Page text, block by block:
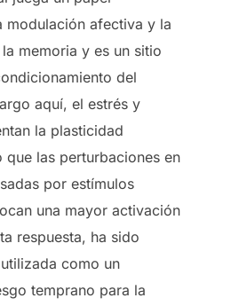
modulación afectiva y la
memoria y es un sitio
del
aquí, el estrés y
la plasticidad
que las perturbaciones en
por estímulos
una mayor activación
respuesta, ha sido
como un
temprano para la